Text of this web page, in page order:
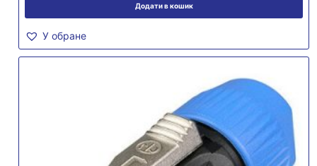
Додати в кошик
У обране